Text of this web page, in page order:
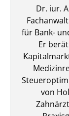
Dr. iur.
für Bank-
Er
von